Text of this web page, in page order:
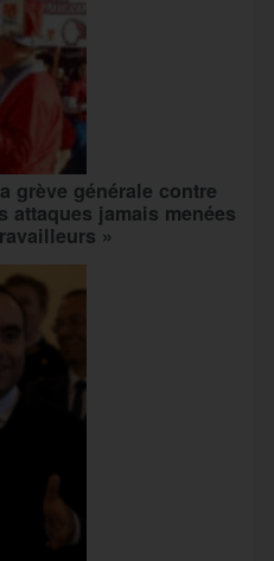
grève générale contre
attaques jamais menées
»